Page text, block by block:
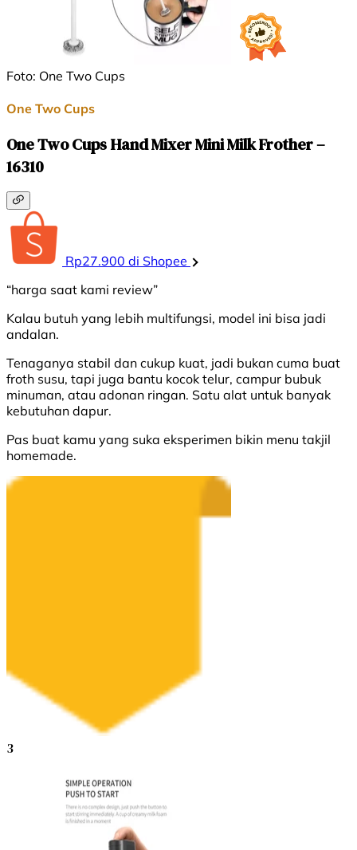
Foto: One Two Cups
One Two Cups
One Two Cups Hand Mixer Mini Milk Frother –
16310
Rp27.900 di Shopee
“harga saat kami review”
Kalau butuh yang lebih multifungsi, model ini bisa jadi
andalan.
Tenaganya stabil dan cukup kuat, jadi bukan cuma buat
froth susu, tapi juga bantu kocok telur, campur bubuk
minuman, atau adonan ringan. Satu alat untuk banyak
kebutuhan dapur.
Pas buat kamu yang suka eksperimen bikin menu takjil
homemade.
3